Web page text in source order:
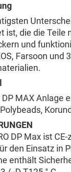
ist, die die Teile
und
Farsoon und
DP MAX Anlage
DP Max ist
den Einsatz in
enthält